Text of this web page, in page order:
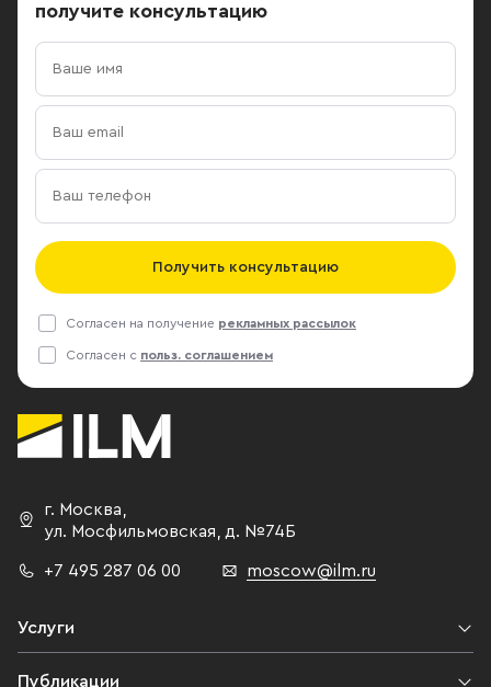
получите консультацию
Получить консультацию
Согласен на получение рекламных рассылок
Согласен с польз. соглашением
г. Москва
ул. Мосфильмовская,
д. №74Б
+7 495 287 06 00 moscow@ilm.ru
Услуги
Публикации